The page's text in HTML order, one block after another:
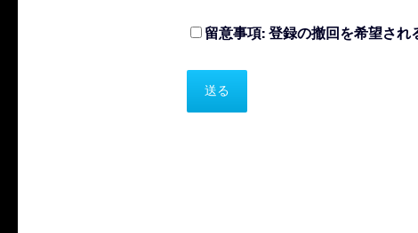
留意事項: 登録の撤回を希望され